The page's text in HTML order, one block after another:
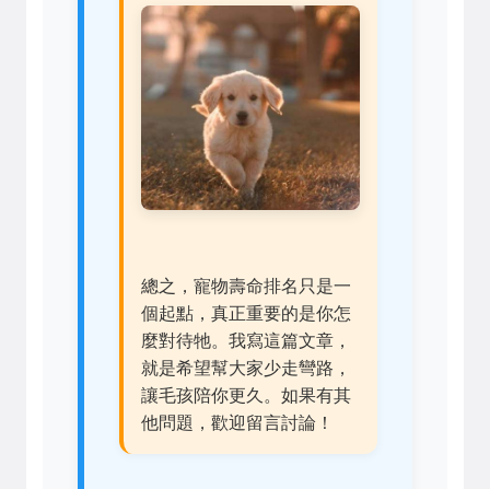
總之，寵物壽命排名只是一
個起點，真正重要的是你怎
麼對待牠。我寫這篇文章，
就是希望幫大家少走彎路，
讓毛孩陪你更久。如果有其
他問題，歡迎留言討論！